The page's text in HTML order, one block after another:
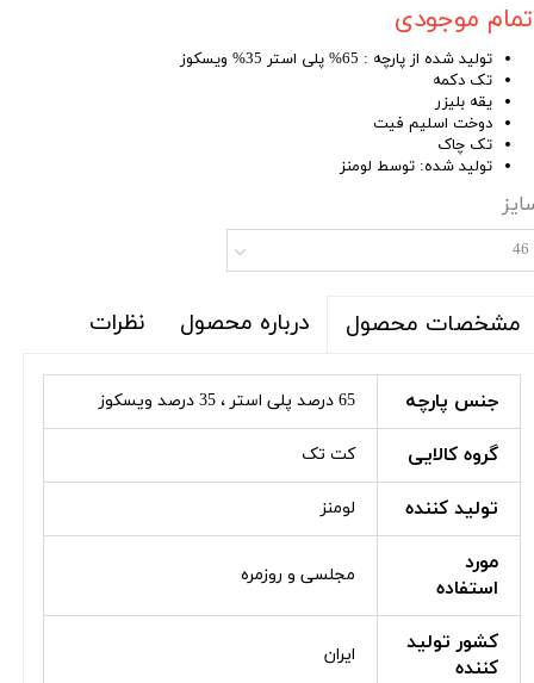
موجودی
تولید شده از پارچه : 65% پلی استر 35% ویسکوز
تک دکمه
یقه بلیزر
دوخت اسلیم فیت
تک چاک
تولید شده: توسط لومنز
46
مشخصات محصول درباره محصول نظرات
جنس پارچه 65 درصد پلی استر ، 35 درصد ویسکوز
گروه کالایی کت تک
تولید کننده لومنز
مورد
استفاده
مجلسی و روزمره
کشور تولید
کننده
ایران